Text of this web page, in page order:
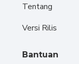
Tentang
Versi Rilis
Bantuan